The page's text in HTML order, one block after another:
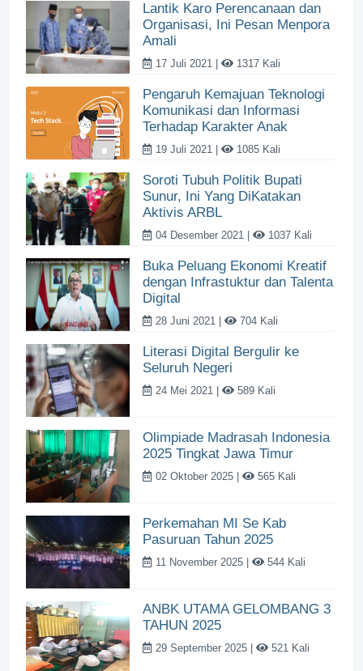
Lantik Karo Perencanaan dan
Organisasi, Ini Pesan Menpora
Amali
17 Juli 2021 | 1317 Kali
Pengaruh Kemajuan Teknologi
Komunikasi dan Informasi
Terhadap Karakter Anak
19 Juli 2021 | 1085 Kali
Soroti Tubuh Politik Bupati
Sunur, Ini Yang DiKatakan
Aktivis ARBL
04 Desember 2021 | 1037 Kali
Buka Peluang Ekonomi Kreatif
dengan Infrastuktur dan Talenta
Digital
28 Juni 2021 | 704 Kali
Literasi Digital Bergulir ke
Seluruh Negeri
24 Mei 2021 | 589 Kali
Olimpiade Madrasah Indonesia
2025 Tingkat Jawa Timur
02 Oktober 2025 | 565 Kali
Perkemahan MI Se Kab
Pasuruan Tahun 2025
11 November 2025 | 544 Kali
ANBK UTAMA GELOMBANG 3
TAHUN 2025
29 September 2025 | 521 Kali